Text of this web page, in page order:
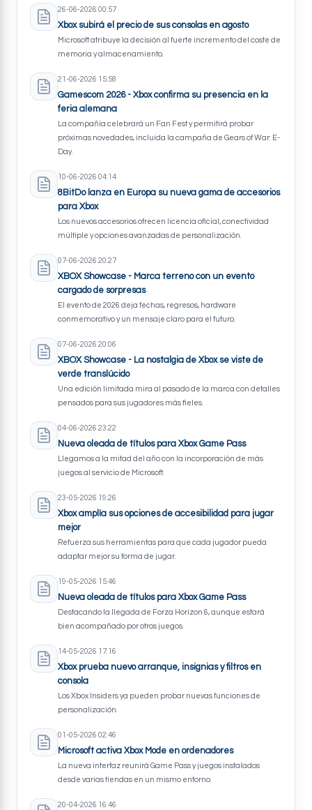
26-06-2026 00:57
Xbox subirá el precio de sus consolas en agosto
Microsoft atribuye la decisión al fuerte incremento del coste de
memoria y almacenamiento.
21-06-2026 15:58
Gamescom 2026 - Xbox confirma su presencia en la
feria alemana
La compañía celebrará un Fan Fest y permitirá probar
próximas novedades, incluida la campaña de Gears of War: E-
Day.
10-06-2026 04:14
8BitDo lanza en Europa su nueva gama de accesorios
para Xbox
Los nuevos accesorios ofrecen licencia oficial, conectividad
múltiple y opciones avanzadas de personalización.
07-06-2026 20:27
XBOX Showcase - Marca terreno con un evento
cargado de sorpresas
El evento de 2026 deja fechas, regresos, hardware
conmemorativo y un mensaje claro para el futuro.
07-06-2026 20:06
XBOX Showcase - La nostalgia de Xbox se viste de
verde translúcido
Una edición limitada mira al pasado de la marca con detalles
pensados para sus jugadores más fieles.
04-06-2026 23:22
Nueva oleada de títulos para Xbox Game Pass
Llegamos a la mitad del año con la incorporación de más
juegos al servicio de Microsoft.
23-05-2026 19:26
Xbox amplía sus opciones de accesibilidad para jugar
mejor
Refuerza sus herramientas para que cada jugador pueda
adaptar mejor su forma de jugar.
19-05-2026 15:46
Nueva oleada de títulos para Xbox Game Pass
Destacando la llegada de Forza Horizon 6, aunque estará
bien acompañado por otros juegos.
14-05-2026 17:16
Xbox prueba nuevo arranque, insignias y filtros en
consola
Los Xbox Insiders ya pueden probar nuevas funciones de
personalización.
01-05-2026 02:46
Microsoft activa Xbox Mode en ordenadores
La nueva interfaz reunirá Game Pass y juegos instalados
desde varias tiendas en un mismo entorno.
20-04-2026 16:46